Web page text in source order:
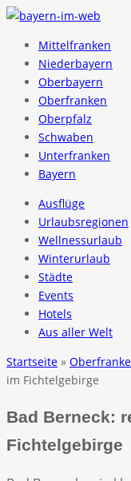
Mittelfranken
Niederbayern
Oberbayern
Oberfranken
Oberpfalz
Schwaben
Unterfranken
Bayern
Ausflüge
Urlaubsregionen
Wellnessurlaub
Winterurlaub
Städte
Events
Hotels
Aus aller Welt
Startseite »
im Fichtelgebirge
Bad Berneck:
Fichtelgebirge